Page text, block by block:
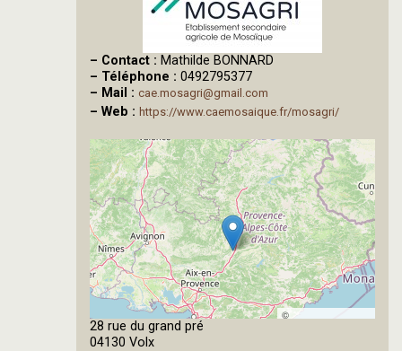
– Contact : Mathilde BONNARD
– Téléphone : 0492795377
– Mail : cae.mosagri@gmail.com
– Web : https://www.caemosaique.fr/mosagri/
©
28 rue du grand pré
04130 Volx